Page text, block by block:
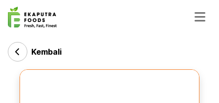
Kembali